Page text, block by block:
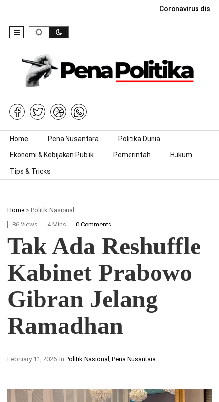
Coronavirus
Skip to content
Home Pena Nusantara Politika Dunia
Ekonomi & Kebijakan Publik Pemerintah Hukum
Tips & Tricks
Home > Politik Nasional
86 Views
4 Mins 0 Comments
Tak Ada Reshuffle
Kabinet Prabowo
Gibran Jelang
Ramadhan
In Politik Nasional Pena Nusantara
February 11, 2026